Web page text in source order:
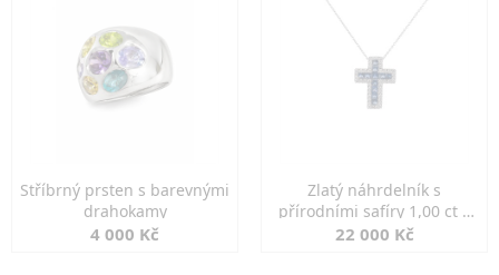
Stříbrný prsten s barevnými
drahokamy
4 000 Kč
Zlatý náhrdelník s
přírodními safíry 1,00 ct a
diamanty
22 000 Kč